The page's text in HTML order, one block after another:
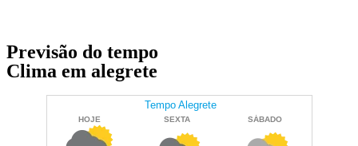
Previsão do tempo
Clima em alegrete